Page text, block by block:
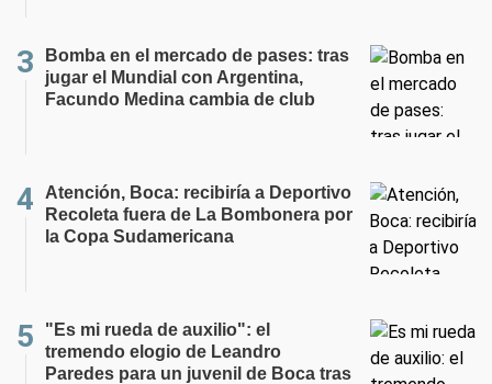
Bomba en el mercado de pases: tras
jugar el Mundial con Argentina,
Facundo Medina cambia de club
Atención, Boca: recibiría a Deportivo
Recoleta fuera de La Bombonera por
la Copa Sudamericana
"Es mi rueda de auxilio": el
tremendo elogio de Leandro
Paredes para un juvenil de Boca tras